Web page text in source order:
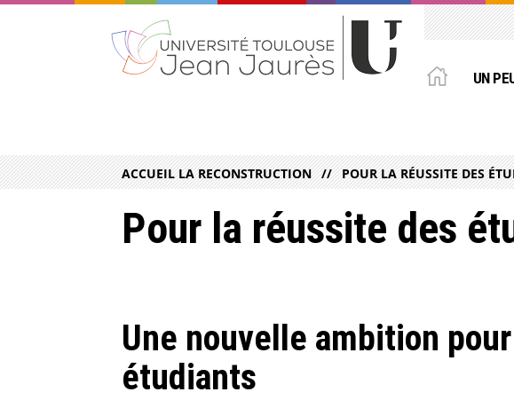
UN
ACCUEIL LA RECONSTRUCTION POUR LA RÉUSSITE DES
Pour la réussite des
Une nouvelle ambition
étudiants